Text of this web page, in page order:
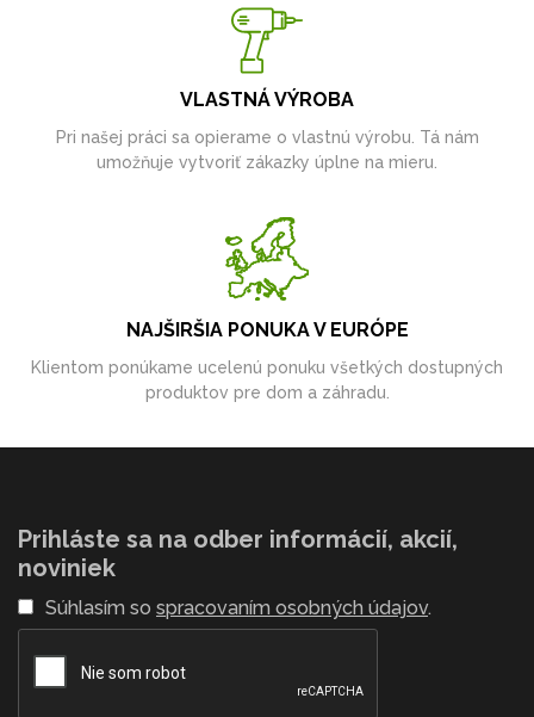
VLASTNÁ VÝROBA
Pri našej práci sa opierame o vlastnú výrobu. Tá nám
umožňuje vytvoriť zákazky úplne na mieru.
NAJŠIRŠIA PONUKA V EURÓPE
Klientom ponúkame ucelenú ponuku všetkých dostupných
produktov pre dom a záhradu.
Prihláste sa na odber informácií, akcií,
noviniek
Súhlasím so spracovaním osobných údajov.